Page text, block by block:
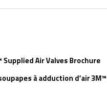
Air Valves Brochure
à adduction d’air